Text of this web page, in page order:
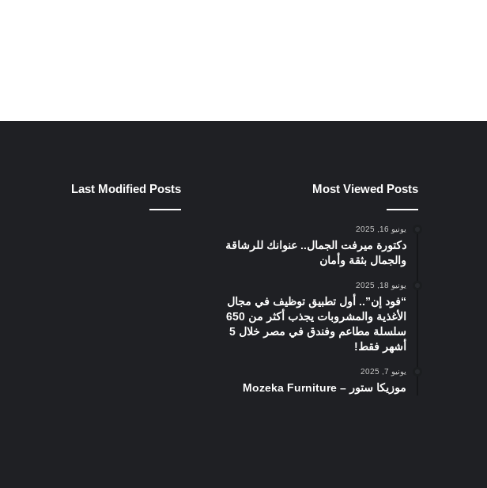
Most Viewed Posts
يونيو 16, 2025
دكتورة ميرفت الجمال.. عنوانك للرشاقة
والجمال بثقة وأمان
يونيو 18, 2025
“فود إن”.. أول تطبيق توظيف في مجال
الأغذية والمشروبات يجذب أكثر من 650
سلسلة مطاعم وفندق في مصر خلال 5
أشهر فقط!
يونيو 7, 2025
موزيكا ستور – Mozeka Furniture
Last Modified Posts